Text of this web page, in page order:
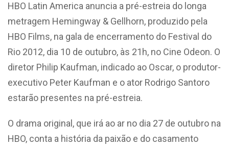
HBO Latin America anuncia a pré-estreia do longa
metragem Hemingway & Gellhorn, produzido pela
HBO Films, na gala de encerramento do Festival do
Rio 2012, dia 10 de outubro, às 21h, no Cine Odeon. O
diretor Philip Kaufman, indicado ao Oscar, o produtor-
executivo Peter Kaufman e o ator Rodrigo Santoro
estarão presentes na pré-estreia.
O drama original, que irá ao ar no dia 27 de outubro na
HBO, conta a história da paixão e do casamento